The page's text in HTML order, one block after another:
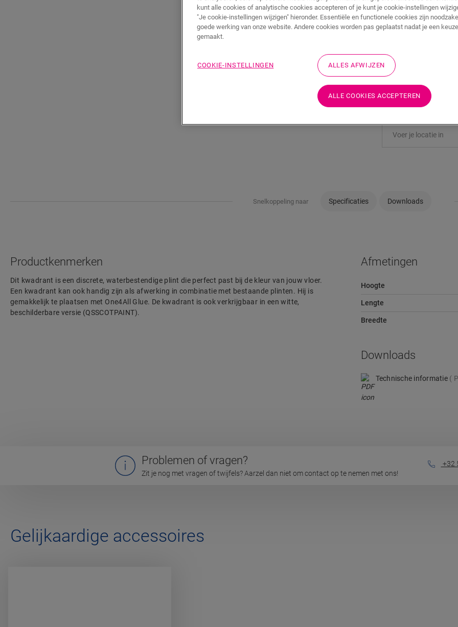
TOEVOEGEN
Wil je dit
Bezoek het
Snelkoppeling naar Specificaties Downloads
Productkenmerken
Dit kwadrant is een discrete, waterbestendige plint die perfect past bij de kleur van jouw vloer.
Een kwadrant kan ook handig zijn als afwerking in combinatie met bestaande plinten. Hij is
gemakkelijk te plaatsen met One4All Glue. De kwadrant is ook verkrijgbaar in een witte,
beschilderbare versie (QSSCOTPAINT).
Afmetingen
Hoogte
Lengte
Breedte
Downloads
Technische informatie
Problemen of vragen?
Zit je nog met vragen of twijfels? Aarzel dan niet om contact op te nemen met ons!
+32
Gelijkaardige accessoires
kunt alle cookies of analytische cookies accepteren of je kunt je cookie-instellingen
"Je cookie-instellingen wijzigen" hieronder. Essentiële en functionele cookies zijn
goede werking van onze website. Andere cookies worden pas geplaatst nadat je een
gemaakt.
COOKIE-INSTELLINGEN ALLES AFWIJZEN
ALLE COOKIES ACCEPTEREN